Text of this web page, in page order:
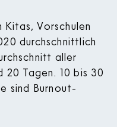
Kitas, Vorschulen
durchschnittlich
aller
Tagen. 10 bis 30
sind Burnout­